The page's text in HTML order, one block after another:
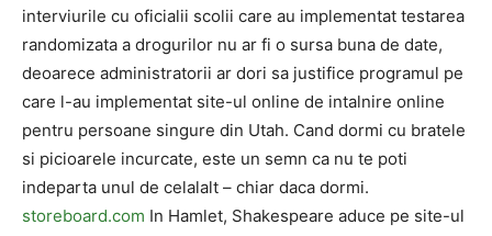
interviurile cu oficialii scolii care au implementat testarea
randomizata a drogurilor nu ar fi o sursa buna de date,
deoarece administratorii ar dori sa justifice programul pe
care l-au implementat site-ul online de intalnire online
pentru persoane singure din Utah. Cand dormi cu bratele
si picioarele incurcate, este un semn ca nu te poti
indeparta unul de celalalt – chiar daca dormi.
storeboard.com In Hamlet, Shakespeare aduce pe site-ul